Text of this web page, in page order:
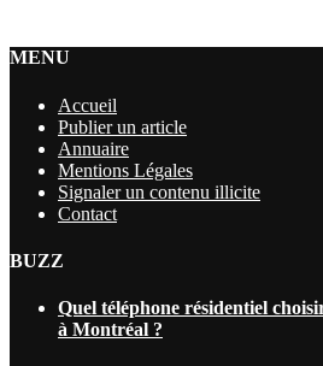
MENU
Accueil
Publier un article
Annuaire
Mentions Légales
Signaler un contenu illicite
Contact
BUZZ
Quel téléphone résidentiel
à Montréal ?